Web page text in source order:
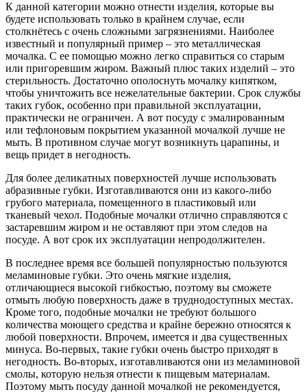
К данной категории можно отнести изделия, которые вы
будете использовать только в крайнем случае, если
столкнётесь с очень сложными загрязнениями. Наиболее
известный и популярный пример – это металлическая
мочалка. С ее помощью можно легко справиться со старым
или пригоревшим жиром. Важный плюс таких изделий – это
стерильность. Достаточно ополоснуть мочалку кипятком,
чтобы уничтожить все нежелательные бактерии. Срок службы
таких губок, особенно при правильной эксплуатации,
практически не ограничен. А вот посуду с эмалированным
или тефлоновым покрытием указанной мочалкой лучше не
мыть. В противном случае могут возникнуть царапины, и
вещь придет в негодность.
Для более деликатных поверхностей лучше использовать
абразивные губки. Изготавливаются они из какого-либо
грубого материала, помещенного в пластиковый или
тканевый чехол. Подобные мочалки отлично справляются с
застаревшим жиром и не оставляют при этом следов на
посуде. А вот срок их эксплуатации непродолжителен.
В последнее время все большей популярностью пользуются
меламиновые губки. Это очень мягкие изделия,
отличающиеся высокой гибкостью, поэтому вы сможете
отмыть любую поверхность даже в труднодоступных местах.
Кроме того, подобные мочалки не требуют большого
количества моющего средства и крайне бережно относятся к
любой поверхности. Впрочем, имеется и два существенных
минуса. Во-первых, такие губки очень быстро приходят в
негодность. Во-вторых, изготавливаются они из меламиновой
смолы, которую нельзя отнести к пищевым материалам.
Поэтому мыть посуду данной мочалкой не рекомендуется,